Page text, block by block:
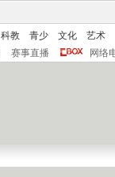
科教 青少 文化
艺术
赛事直播 网络